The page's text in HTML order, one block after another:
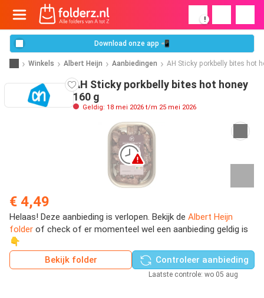
!
Download onze app 📲
Winkels Albert Heijn Aanbiedingen AH Sticky porkbelly bites hot
AH Sticky porkbelly bites hot honey
160 g
Geldig: 18 mei 2026 t/m 25 mei 2026
€ 4,49
Helaas! Deze aanbieding is verlopen. Bekijk de Albert Heijn
folder of check of er momenteel wel een aanbieding geldig is
👇
Bekijk folder
Controleer aanbieding
Laatste controle: wo 05 aug